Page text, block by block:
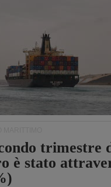
trimestre
è stato